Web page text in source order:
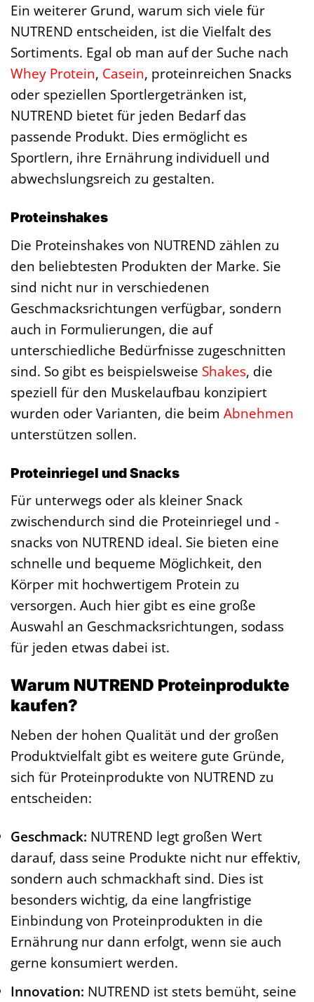
Ein weiterer Grund, warum sich viele für
NUTREND entscheiden, ist die Vielfalt des
Sortiments. Egal ob man auf der Suche nach
Whey Protein, Casein, proteinreichen Snacks
oder speziellen Sportlergetränken ist,
NUTREND bietet für jeden Bedarf das
passende Produkt. Dies ermöglicht es
Sportlern, ihre Ernährung individuell und
abwechslungsreich zu gestalten.
Proteinshakes
Die Proteinshakes von NUTREND zählen zu
den beliebtesten Produkten der Marke. Sie
sind nicht nur in verschiedenen
Geschmacksrichtungen verfügbar, sondern
auch in Formulierungen, die auf
unterschiedliche Bedürfnisse zugeschnitten
sind. So gibt es beispielsweise Shakes, die
speziell für den Muskelaufbau konzipiert
wurden oder Varianten, die beim Abnehmen
unterstützen sollen.
Proteinriegel und Snacks
Für unterwegs oder als kleiner Snack
zwischendurch sind die Proteinriegel und -
snacks von NUTREND ideal. Sie bieten eine
schnelle und bequeme Möglichkeit, den
Körper mit hochwertigem Protein zu
versorgen. Auch hier gibt es eine große
Auswahl an Geschmacksrichtungen, sodass
für jeden etwas dabei ist.
Warum NUTREND Proteinprodukte
kaufen?
Neben der hohen Qualität und der großen
Produktvielfalt gibt es weitere gute Gründe,
sich für Proteinprodukte von NUTREND zu
entscheiden:
Geschmack: NUTREND legt großen Wert
darauf, dass seine Produkte nicht nur effektiv,
sondern auch schmackhaft sind. Dies ist
besonders wichtig, da eine langfristige
Einbindung von Proteinprodukten in die
Ernährung nur dann erfolgt, wenn sie auch
gerne konsumiert werden.
Innovation: NUTREND ist stets bemüht, seine